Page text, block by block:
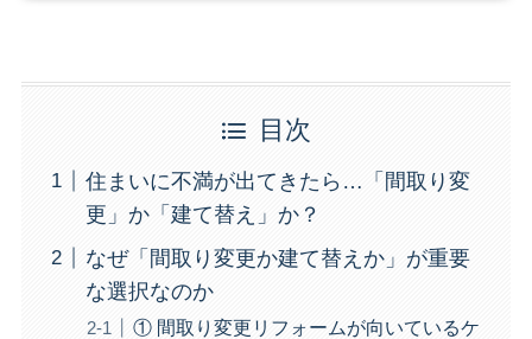
目次
住まいに不満が出てきたら…「間取り変
更」か「建て替え」か？
なぜ「間取り変更か建て替えか」が重要
な選択なのか
① 間取り変更リフォームが向いているケ